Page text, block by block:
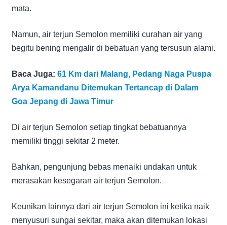
mata.
Namun, air terjun Semolon memiliki curahan air yang
begitu bening mengalir di bebatuan yang tersusun alami.
Baca Juga: 61 Km dari Malang, Pedang Naga Puspa
Arya Kamandanu Ditemukan Tertancap di Dalam
Goa Jepang di Jawa Timur
Di air terjun Semolon setiap tingkat bebatuannya
memiliki tinggi sekitar 2 meter.
Bahkan, pengunjung bebas menaiki undakan untuk
merasakan kesegaran air terjun Semolon.
Keunikan lainnya dari air terjun Semolon ini ketika naik
menyusuri sungai sekitar, maka akan ditemukan lokasi